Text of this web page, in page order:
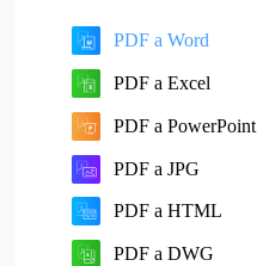
PDF a Word
PDF a Excel
PDF a PowerPoint
PDF a JPG
PDF a HTML
PDF a DWG